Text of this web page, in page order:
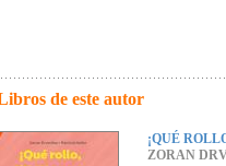
de este autor
¡QUÉ
ZORAN